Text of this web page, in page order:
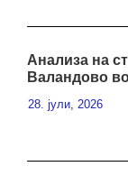
Анализа на
Валандово
28. јули, 2026